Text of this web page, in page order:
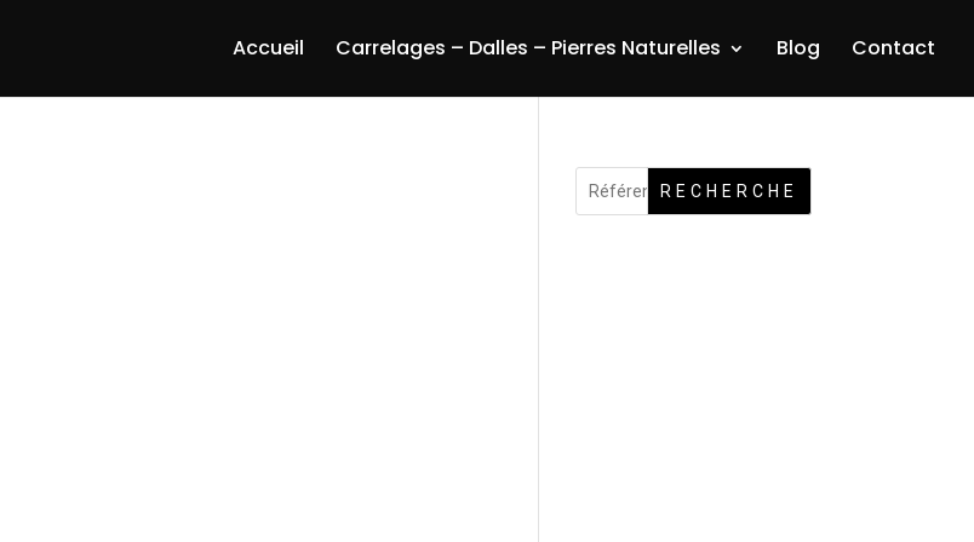
Accueil Carrelages – Dalles – Pierres Naturelles Blog Contact
RECHERCHE